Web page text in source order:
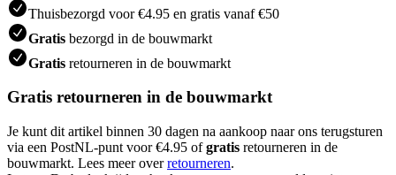
Thuisbezorgd voor €4.95 en gratis vanaf €50
Gratis bezorgd in de bouwmarkt
Gratis retourneren in de bouwmarkt
Gratis retourneren in de bouwmarkt
Je kunt dit artikel binnen 30 dagen na aankoop naar ons terugsturen
via een PostNL-punt voor €4.95 ofgratis retourneren in de
bouwmarkt. Lees meer overretourneren.